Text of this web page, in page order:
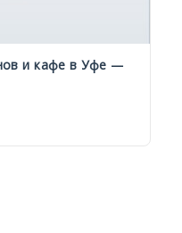
и кафе в Уфе —